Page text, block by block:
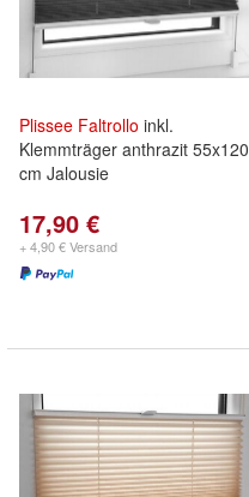
Plissee Faltrollo inkl.
Klemmträger anthrazit 55x120
cm Jalousie
17,90 €
+ 4,90 € Versand